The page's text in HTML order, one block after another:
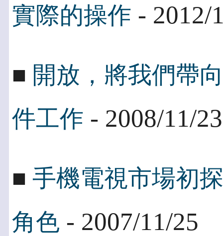
實際的操作 - 2012/
■ 開放，將我們帶
件工作 - 2008/11/23
■ 手機電視市場初
角色 - 2007/11/25